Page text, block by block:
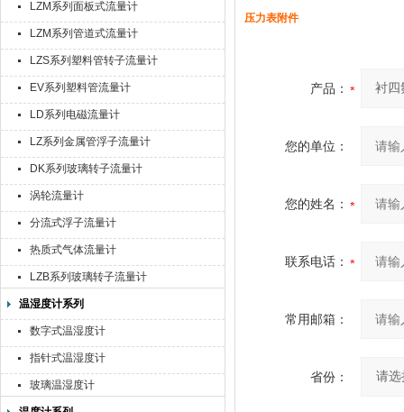
LZM系列面板式流量计
LZM系列管道式流量计
LZS系列塑料管转子流量计
EV系列塑料管流量计
LD系列电磁流量计
LZ系列金属管浮子流量计
DK系列玻璃转子流量计
涡轮流量计
分流式浮子流量计
热质式气体流量计
LZB系列玻璃转子流量计
温湿度计系列
数字式温湿度计
指针式温湿度计
玻璃温湿度计
压力表附件
产品：
您的单位：
您的姓名：
联系电话：
常用邮箱：
省份：